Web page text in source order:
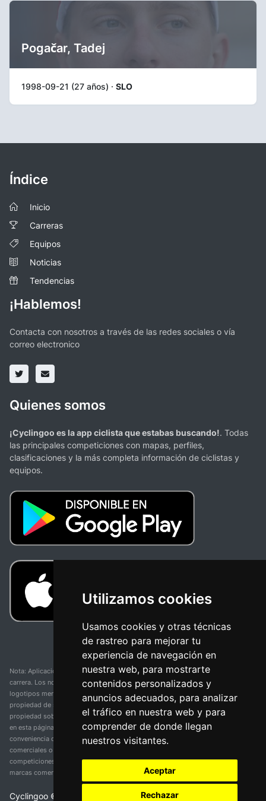
Utilizamos cookies
Usamos cookies y otras técnicas
de rastreo para mejorar tu
experiencia de navegación en
nuestra web, para mostrarte
contenidos personalizados y
anuncios adecuados, para analizar
el tráfico en nuestra web y para
comprender de donde llegan
nuestros visitantes.
Aceptar
Rechazar
Pogačar, Tadej
1998-09-21 (27 años) · SLO
Índice
Inicio
Carreras
Equipos
Noticias
Tendencias
¡Hablemos!
Contacta con nosotros a través de las redes sociales o vía
correo electronico
Quienes somos
¡Cyclingoo es la app ciclista que estabas buscando!. Todas
las principales competiciones con mapas, perfiles,
clasificaciones y la más completa información de ciclistas y
equipos.
Nota: Aplicación y web no oficial y no relacionada con ninguna organización o
carrera. Los nombres de equipos, competiciones, marcas comerciales y
logotipos mencionados en esta página de resultados de ciclismo son
propiedad de sus respectivos dueños. No tenemos afiliación, patrocinio ni
propiedad sobre estas marcas comerciales. Toda la información proporcionada
en esta página se presenta únicamente con fines informativos y para la
conveniencia de nuestros usuarios. Cualquier uso de nombres, marcas
comerciales o logotipos tiene el único propósito de identificar equipos y
competiciones y no implica asociación o respaldo. Todos los derechos de las
marcas comerciales mencionadas aquí pertenecen a sus propietarios legítimos.
Cyclingoo ©